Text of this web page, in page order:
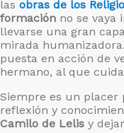
las obras de los
formación no se vaya
llevarse una gran
mirada
puesta en acción de
hermano, al que
Siempre es un placer
reflexión y
Camilo de Lelis y